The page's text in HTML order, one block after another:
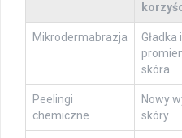
Mikrodermabrazja
Gładka i
skóra
Peelingi
chemiczne
Nowy
skóry